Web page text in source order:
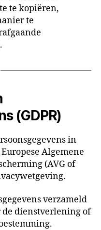
te kopiëren,
te
(GDPR)
in
Algemene
(AVG of
verzameld
dienstverlening of